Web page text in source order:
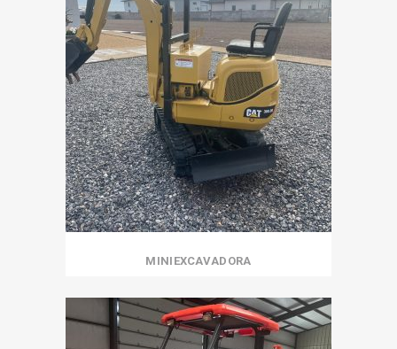
MINIEXCAVADORA